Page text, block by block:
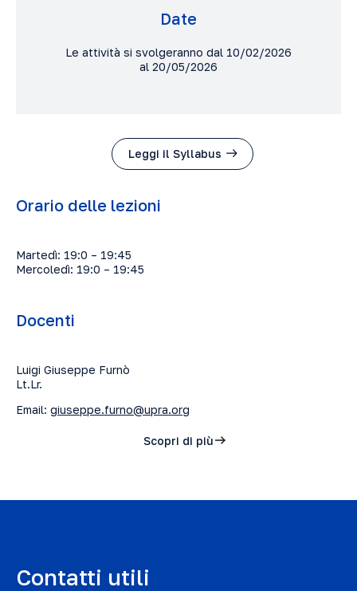
Date
Le attività si svolgeranno dal 10/02/2026
al 20/05/2026
Leggi il Syllabus
Orario delle lezioni
Martedì: 19:0 – 19:45
Mercoledì: 19:0 – 19:45
Docenti
Luigi Giuseppe Furnò
Lt.Lr.
Email: giuseppe.furno@upra.org
Scopri di più
Contatti utili